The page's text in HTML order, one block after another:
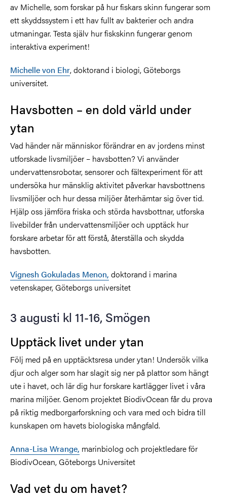
av Michelle, som forskar på hur fiskars skinn fungerar som
ett skyddssystem i ett hav fullt av bakterier och andra
utmaningar. Testa själv hur fiskskinn fungerar genom
interaktiva experiment!
Michelle von Ehr, doktorand i biologi, Göteborgs
universitet.
Havsbotten – en dold värld under
ytan
Vad händer när människor förändrar en av jordens minst
utforskade livsmiljöer – havsbotten? Vi använder
undervattensrobotar, sensorer och fältexperiment för att
undersöka hur mänsklig aktivitet påverkar havsbottnens
livsmiljöer och hur dessa miljöer återhämtar sig över tid.
Hjälp oss jämföra friska och störda havsbottnar, utforska
livebilder från undervattensmiljöer och upptäck hur
forskare arbetar för att förstå, återställa och skydda
havsbotten.
Vignesh Gokuladas Menon, doktorand i marina
vetenskaper, Göteborgs universitet
3 augusti kl 11-16, Smögen
Upptäck livet under ytan
Följ med på en upptäcktsresa under ytan! Undersök vilka
djur och alger som har slagit sig ner på plattor som hängt
ute i havet, och lär dig hur forskare kartlägger livet i våra
marina miljöer. Genom projektet BiodivOcean får du prova
på riktig medborgarforskning och vara med och bidra till
kunskapen om havets biologiska mångfald.
Anna-Lisa Wrange, marinbiolog och projektledare för
BiodivOcean, Göteborgs Universitet
Vad vet du om havet?